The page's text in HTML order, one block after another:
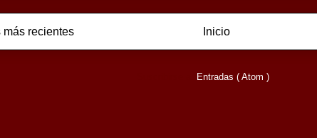
más recientes Inicio
Entradas ( Atom )